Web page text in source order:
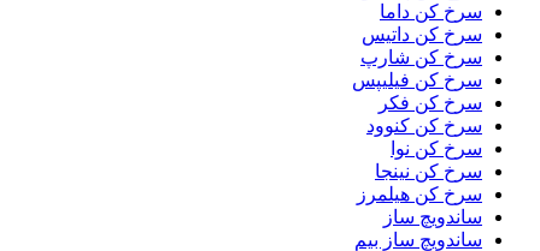
سرخ کن داما
سرخ کن داتیس
سرخ کن شارپ
سرخ کن فیلیپس
سرخ کن فکر
سرخ کن کنوود
سرخ کن نوا
سرخ کن نینجا
سرخ کن هیلمرز
ساندویچ ساز
ساندویچ ساز بیم